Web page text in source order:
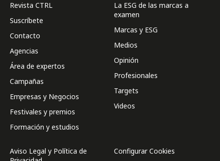
Revista CTRL
Suscríbete
Contacto
Agencias
Área de expertos
Campañas
Empresas y Negocios
Festivales y premios
Formación y estudios
La ESG de las marcas a
examen
Marcas y ESG
Medios
Opinión
Profesionales
Targets
Videos
Aviso Legal y Política de
Configurar Cookies